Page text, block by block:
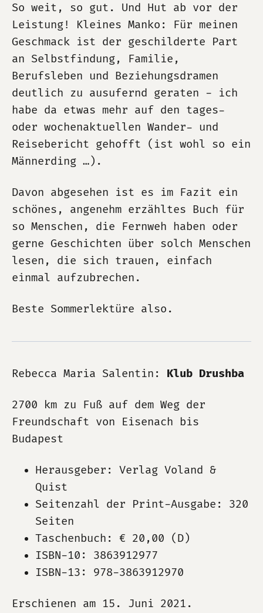
So weit, so gut. Und Hut ab vor der
Leistung! Kleines Manko: Für meinen
Geschmack ist der geschilderte Part
an Selbstfindung, Familie,
Berufsleben und Beziehungsdramen
deutlich zu ausufernd geraten - ich
habe da etwas mehr auf den tages-
oder wochenaktuellen Wander- und
Reisebericht gehofft (ist wohl so ein
Männerding …).
Davon abgesehen ist es im Fazit ein
schönes, angenehm erzähltes Buch für
so Menschen, die Fernweh haben oder
gerne Geschichten über solch Menschen
lesen, die sich trauen, einfach
einmal aufzubrechen.
Beste Sommerlektüre also.
Rebecca Maria Salentin: Klub Drushba
2700 km zu Fuß auf dem Weg der
Freundschaft von Eisenach bis
Budapest
Herausgeber: Verlag Voland &
Quist
Seitenzahl der Print-Ausgabe: 320
Seiten
Taschenbuch: € 20,00 (D)
ISBN-10: 3863912977
ISBN-13: 978-3863912970
Erschienen am 15. Juni 2021.